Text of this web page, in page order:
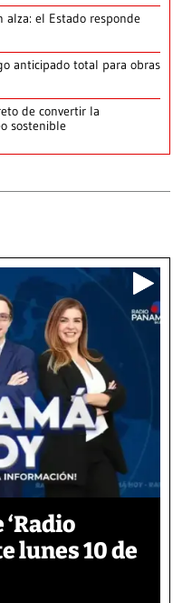
alza: el Estado responde
anticipado total para obras
de convertir la
sostenible
lunes 10 de